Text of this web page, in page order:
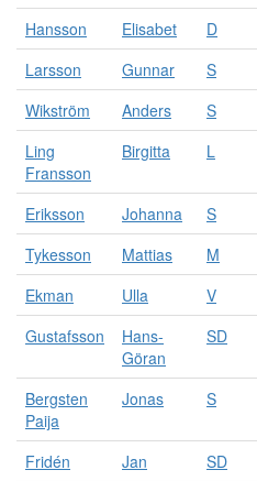
Hansson
Elisabet D
Larsson
Gunnar S
Wikström
Anders S
Ling
Fransson
Birgitta L
Eriksson Johanna S
Tykesson
Mattias M
Ekman
Ulla V
Gustafsson
Hans-
Göran
SD
Bergsten
Paija
Jonas S
Fridén Jan SD